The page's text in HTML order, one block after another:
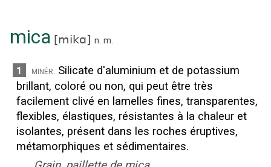
mica [mikɑ] n. m.
1 minér. Silicate d'aluminium et de potassium
brillant, coloré ou non, qui peut être très
facilement clivé en lamelles fines, transparentes,
flexibles, élastiques, résistantes à la chaleur et
isolantes, présent dans les roches éruptives,
métamorphiques et sédimentaires.